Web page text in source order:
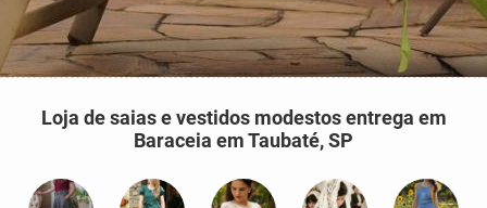
Loja de saias e vestidos modestos entrega em
Baraceia em Taubaté, SP